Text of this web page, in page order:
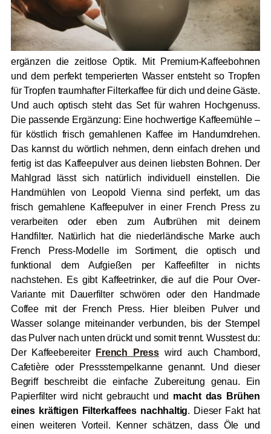
ergänzen die zeitlose Optik. Mit Premium-Kaffeebohnen
und dem perfekt temperierten Wasser entsteht so Tropfen
für Tropfen traumhafter Filterkaffee für dich und deine Gäste.
Und auch optisch steht das Set für wahren Hochgenuss.
Die passende Ergänzung: Eine hochwertige Kaffeemühle –
für köstlich frisch gemahlenen Kaffee im Handumdrehen.
Das kannst du wörtlich nehmen, denn einfach drehen und
fertig ist das Kaffeepulver aus deinen liebsten Bohnen. Der
Mahlgrad lässt sich natürlich individuell einstellen. Die
Handmühlen von Leopold Vienna sind perfekt, um das
frisch gemahlene Kaffeepulver in einer French Press zu
verarbeiten oder eben zum Aufbrühen mit deinem
Handfilter. Natürlich hat die niederländische Marke auch
French Press-Modelle im Sortiment, die optisch und
funktional dem Aufgießen per Kaffeefilter in nichts
nachstehen. Es gibt Kaffeetrinker, die auf die Pour Over-
Variante mit Dauerfilter schwören oder den Handmade
Coffee mit der French Press. Hier bleiben Pulver und
Wasser solange miteinander verbunden, bis der Stempel
das Pulver nach unten drückt und somit trennt. Wusstest du:
Der Kaffeebereiter
French Presswird auch Chambord,
Cafetière oder Pressstempelkanne genannt. Und dieser
Begriff beschreibt die einfache Zubereitung genau. Ein
Papierfilter wird nicht gebraucht und macht das Brühen
eines kräftigen Filterkaffees nachhaltig. Dieser Fakt hat
einen weiteren Vorteil. Kenner schätzen, dass Öle und